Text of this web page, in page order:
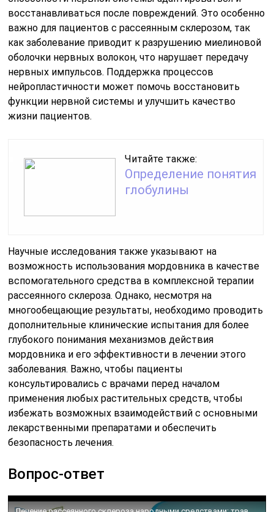
восстанавливаться после повреждений. Это особенно
важно для пациентов с рассеянным склерозом, так
как заболевание приводит к разрушению миелиновой
оболочки нервных волокон, что нарушает передачу
нервных импульсов. Поддержка процессов
нейропластичности может помочь восстановить
функции нервной системы и улучшить качество
жизни пациентов.
Читайте также:
Определение понятия
глобулины
Научные исследования также указывают на
возможность использования мордовника в качестве
вспомогательного средства в комплексной терапии
рассеянного склероза. Однако, несмотря на
многообещающие результаты, необходимо проводить
дополнительные клинические испытания для более
глубокого понимания механизмов действия
мордовника и его эффективности в лечении этого
заболевания. Важно, чтобы пациенты
консультировались с врачами перед началом
применения любых растительных средств, чтобы
избежать возможных взаимодействий с основными
лекарственными препаратами и обеспечить
безопасность лечения.
Вопрос-ответ